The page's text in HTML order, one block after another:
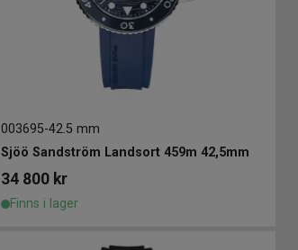
003695-42.5 mm
Sjöö Sandström Landsort 459m 42,5mm
34 800 kr
Finns i lager